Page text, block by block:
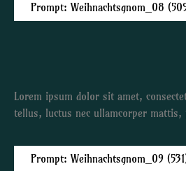
Prompt: Weihnachtsgnom_08
Lorem ipsum dolor sit amet,
tellus, luctus nec ullamcorper
Prompt: Weihnachtsgnom_09